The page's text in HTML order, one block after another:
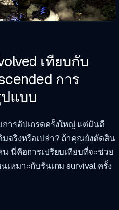
เทียบกับ
การ
ปแบบ
ารอัปเกรดครั้งใหญ่ แต่มันดี
มจริงหรือเปล่า? ถ้าคุณยังตัดสิน
น นี่คือการเปรียบเทียบที่จะช่วย
เหมาะกับรันเกม survival ครั้ง